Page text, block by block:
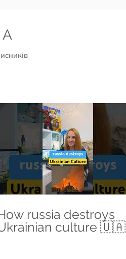
A
russia destroys
culture 🇺🇦